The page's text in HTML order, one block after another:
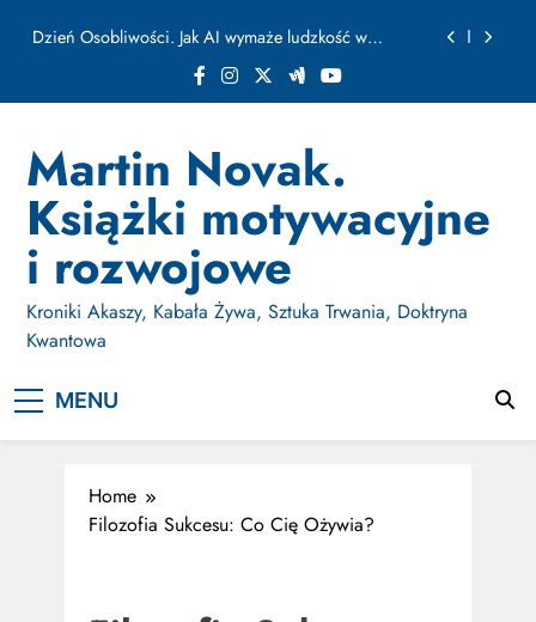
Jak Budować Myślokształty Powodzenia
Jak Projektować i Aktywować Myślokształty dla
Osiągania Celów w Codziennym Życiu
Dzień Osobliwości. Jak AI wymaże ludzkość w
ułamku sekundy
Jak Budować Myślokształty Powodzenia
Jak Projektować i Aktywować Myślokształty dla
Osiągania Celów w Codziennym Życiu
Martin Novak.
Książki motywacyjne
i rozwojowe
Kroniki Akaszy, Kabała Żywa, Sztuka Trwania, Doktryna
Kwantowa
MENU
Home
Filozofia Sukcesu: Co Cię Ożywia?